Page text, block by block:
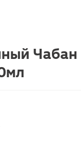
Чабан